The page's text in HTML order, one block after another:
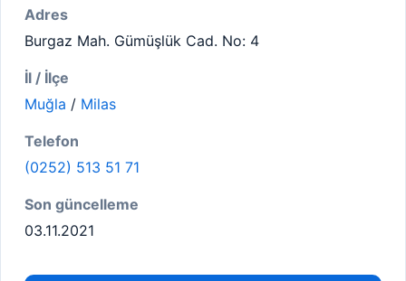
Adres
Burgaz Mah. Gümüşlük Cad. No: 4
İl / İlçe
Muğla / Milas
Telefon
(0252) 513 51 71
Son güncelleme
03.11.2021